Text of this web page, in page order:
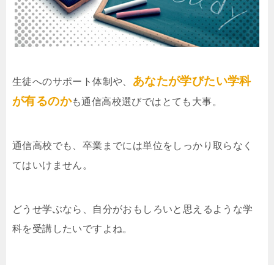
生徒へのサポート体制や、 あなたが学びたい学科
が有るのかも通信高校選びではとても大事。
通信高校でも、卒業までには単位をしっかり取らなく
てはいけません。
どうせ学ぶなら、自分がおもしろいと思えるような学
科を受講したいですよね。